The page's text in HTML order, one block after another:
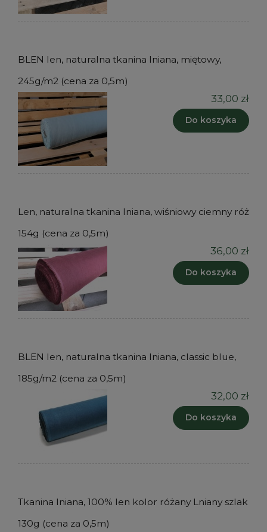
BLEN len, naturalna tkanina lniana, miętowy,
245g/m2 (cena za 0,5m)
33,00 zł
Do koszyka
Len, naturalna tkanina lniana, wiśniowy ciemny róż
154g (cena za 0,5m)
36,00 zł
Do koszyka
BLEN len, naturalna tkanina lniana, classic blue,
185g/m2 (cena za 0,5m)
32,00 zł
Do koszyka
Tkanina lniana, 100% len kolor różany Lniany szlak
130g (cena za 0,5m)